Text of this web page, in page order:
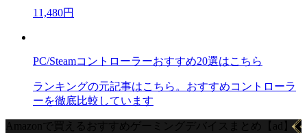
11,480円
PC/Steamコントローラーおすすめ20選はこちら
ランキングの元記事はこちら。おすすめコントローラ
ーを徹底比較しています
Amazonで買えるおすすめゲーミングデバイスまとめ【ad】